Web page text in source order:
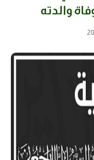
والدته